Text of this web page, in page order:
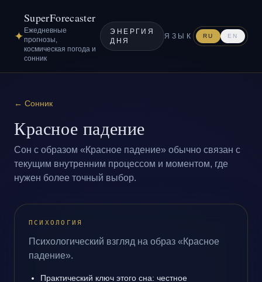
✦
SuperForecaster
Ежедневные
прогнозы,
космическая погода и
сонник
ЭНЕРГИЯ
ДНЯ
ЯЗЫК RU EN
← Сонник
Красное падение
Сон с образом «Красное падение» обычно связан с
текущим внутренним процессом и моментом, где
нужен более точный выбор.
ПСИХОЛОГИЯ
Психологический взгляд на образ «Красное
падение».
Практический ключ этого сна: честное